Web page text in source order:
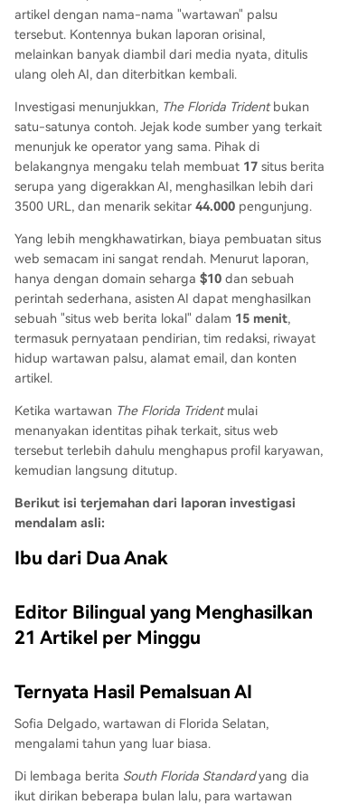
erugikan media asli dengan mencuri konten, tet
api juga berpotensi meracuni ekosistem informa
si jika digunakan untuk melatih model AI di mas
a depan, sehingga mencemari kualitas berita ya
artikel dengan nama-nama "wartawan" palsu
tersebut. Kontennya bukan laporan orisinal,
melainkan banyak diambil dari media nyata, ditulis
ulang oleh AI, dan diterbitkan kembali.
Investigasi menunjukkan, The Florida Tridentbukan
satu-satunya contoh. Jejak kode sumber yang terkait
menunjuk ke operator yang sama. Pihak di
belakangnya mengaku telah membuat 17 situs berita
serupa yang digerakkan AI, menghasilkan lebih dari
3500 URL, dan menarik sekitar 44.000 pengunjung.
Yang lebih mengkhawatirkan, biaya pembuatan situs
web semacam ini sangat rendah. Menurut laporan,
hanya dengan domain seharga $10 dan sebuah
perintah sederhana, asisten AI dapat menghasilkan
sebuah "situs web berita lokal" dalam 15 menit,
termasuk pernyataan pendirian, tim redaksi, riwayat
hidup wartawan palsu, alamat email, dan konten
artikel.
Ketika wartawan The Florida Tridentmulai
menanyakan identitas pihak terkait, situs web
tersebut terlebih dahulu menghapus profil karyawan,
kemudian langsung ditutup.
Berikut isi terjemahan dari laporan investigasi
mendalam asli:
Ibu dari Dua Anak
Editor Bilingual yang Menghasilkan
21 Artikel per Minggu
Ternyata Hasil Pemalsuan AI
Sofia Delgado, wartawan di Florida Selatan,
mengalami tahun yang luar biasa.
Di lembaga berita South Florida Standardyang dia
ikut dirikan beberapa bulan lalu, para wartawan